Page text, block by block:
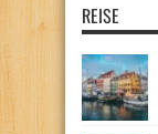
REISE